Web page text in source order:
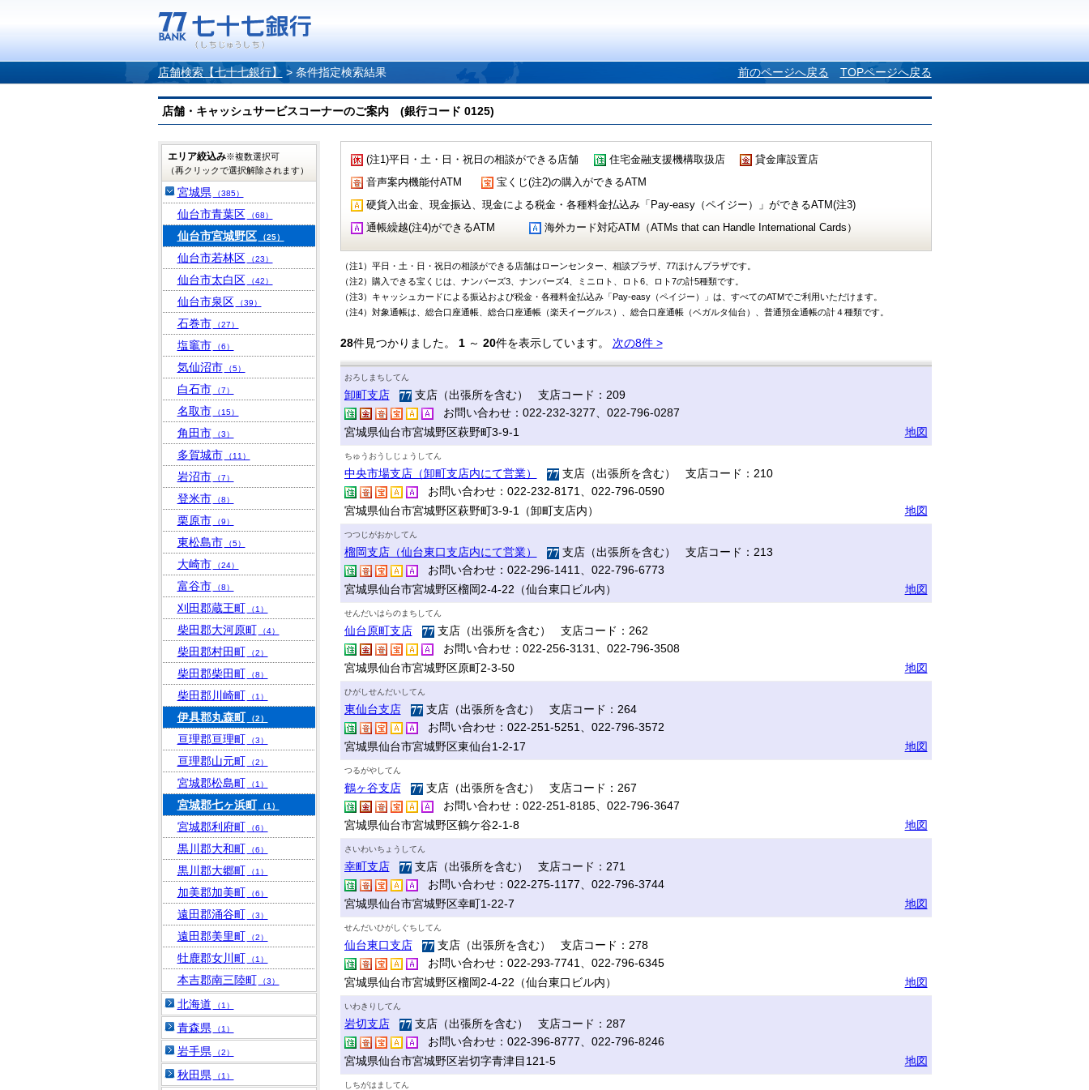
店舗検索【七十七銀行】 > 条件指定検索結果 前のページへ戻る TOPページへ戻る
店舗・キャッシュサービスコーナーのご案内 (銀行コード 0125)
(注1)平日・土・日・祝日の相談ができる店舗 住宅金融支援機構取扱店
貸金庫設置店
音声案内機能付ATM
宝くじ(注2)の購入ができるATM
硬貨入出金、現金振込、現金による税金・各種料金払込み「Pay-easy（ペイジー）」ができるATM(注3)
通帳繰越(注4)ができるATM
海外カード対応ATM（ATMs that can Handle International Cards）
（注1）平日・土・日・祝日の相談ができる店舗はローンセンター、相談プラザ、77ほけんプラザです。
（注2）購入できる宝くじは、ナンバーズ3、ナンバーズ4、ミニロト、ロト6、ロト7の計5種類です。
（注3）キャッシュカードによる振込および税金・各種料金払込み「Pay-easy（ペイジー）」は、すべてのATMでご利用いただけます。
（注4）対象通帳は、総合口座通帳、総合口座通帳（楽天イーグルス）、総合口座通帳（ベガルタ仙台）、普通預金通帳の計４種類です。
28件見つかりました。 1～ 20件を表示しています。 次の8件 >
おろしまちしてん
卸町支店
支店（出張所を含む） 支店コード：209
お問い合わせ：022-232-3277、022-796-0287
宮城県仙台市宮城野区萩野町3-9-1
地図
ちゅうおうしじょうしてん
中央市場支店（卸町支店内にて営業）
支店（出張所を含む） 支店コード：210
お問い合わせ：022-232-8171、022-796-0590
宮城県仙台市宮城野区萩野町3-9-1（卸町支店内）
地図
つつじがおかしてん
榴岡支店（仙台東口支店内にて営業）
支店（出張所を含む） 支店コード：213
お問い合わせ：022-296-1411、022-796-6773
宮城県仙台市宮城野区榴岡2-4-22（仙台東口ビル内）
地図
せんだいはらのまちしてん
仙台原町支店
支店（出張所を含む） 支店コード：262
お問い合わせ：022-256-3131、022-796-3508
宮城県仙台市宮城野区原町2-3-50
地図
ひがしせんだいしてん
東仙台支店
支店（出張所を含む） 支店コード：264
お問い合わせ：022-251-5251、022-796-3572
宮城県仙台市宮城野区東仙台1-2-17
地図
つるがやしてん
鶴ヶ谷支店
支店（出張所を含む） 支店コード：267
お問い合わせ：022-251-8185、022-796-3647
宮城県仙台市宮城野区鶴ケ谷2-1-8
地図
さいわいちょうしてん
幸町支店
支店（出張所を含む） 支店コード：271
お問い合わせ：022-275-1177、022-796-3744
宮城県仙台市宮城野区幸町1-22-7
地図
せんだいひがしぐちしてん
仙台東口支店
支店（出張所を含む） 支店コード：278
お問い合わせ：022-293-7741、022-796-6345
宮城県仙台市宮城野区榴岡2-4-22（仙台東口ビル内）
地図
いわきりしてん
岩切支店
支店（出張所を含む） 支店コード：287
お問い合わせ：022-396-8777、022-796-8246
宮城県仙台市宮城野区岩切字青津目121-5
地図
しちがはましてん
エリア絞込み※複数選択可
（再クリックで選択解除されます）
宮城県 （385）
仙台市青葉区 （68）
仙台市宮城野区 （25）
仙台市若林区 （23）
仙台市太白区 （42）
仙台市泉区 （39）
石巻市 （27）
塩竈市 （6）
気仙沼市 （5）
白石市 （7）
名取市 （15）
角田市 （3）
多賀城市 （11）
岩沼市 （7）
登米市 （8）
栗原市 （9）
東松島市 （5）
大崎市 （24）
富谷市 （8）
刈田郡蔵王町 （1）
柴田郡大河原町 （4）
柴田郡村田町 （2）
柴田郡柴田町 （8）
柴田郡川崎町 （1）
伊具郡丸森町 （2）
亘理郡亘理町 （3）
亘理郡山元町 （2）
宮城郡松島町 （1）
宮城郡七ヶ浜町 （1）
宮城郡利府町 （6）
黒川郡大和町 （6）
黒川郡大郷町 （1）
加美郡加美町 （6）
遠田郡涌谷町 （3）
遠田郡美里町 （2）
牡鹿郡女川町 （1）
本吉郡南三陸町 （3）
北海道 （1）
青森県 （1）
岩手県 （2）
秋田県 （1）